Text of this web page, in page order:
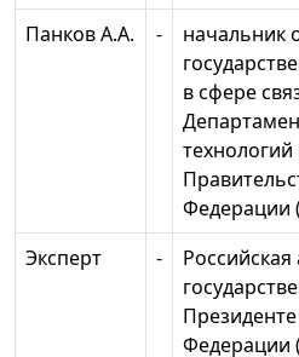
Панков А.А.
-
начальник
в сфере
технологий
Федерации
Эксперт
-
Федерации